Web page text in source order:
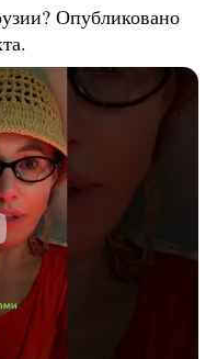
Опубликовано